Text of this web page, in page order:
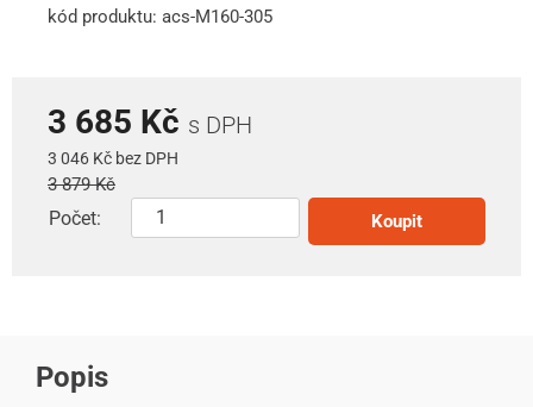
kód produktu: acs-M160-305
3 685 Kč s DPH
3 046 Kč bez DPH
3 879 Kč
Počet: Koupit
Popis